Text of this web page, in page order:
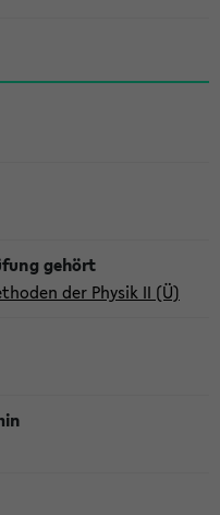
der Physik II (Ü)